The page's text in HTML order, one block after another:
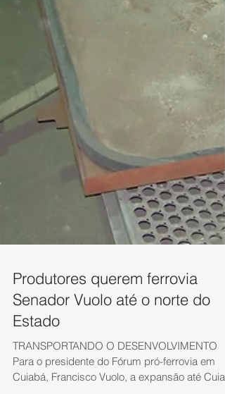
Produtores querem ferrovia
Senador Vuolo até o norte do
Estado
TRANSPORTANDO O DESENVOLVIMENTO